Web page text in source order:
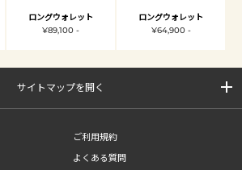
ロングウォレット
¥89,100 -
ロングウォレット
¥64,900 -
サイトマップを開く
ご利用規約
よくある質問